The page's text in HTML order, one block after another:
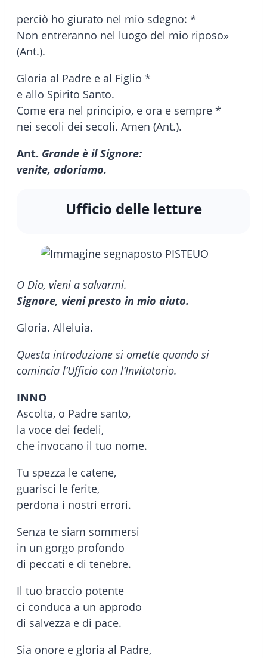
perciò ho giurato nel mio sdegno: *
Non entreranno nel luogo del mio riposo»
(Ant.).
Gloria al Padre e al Figlio *
e allo Spirito Santo.
Come era nel principio, e ora e sempre *
nei secoli dei secoli. Amen (Ant.).
Ant. Grande è il Signore:
venite, adoriamo.
Ufficio delle letture
O Dio, vieni a salvarmi.
Signore, vieni presto in mio aiuto.
Gloria. Alleluia.
Questa introduzione si omette quando si
comincia l’Ufficio con l’Invitatorio.
INNO
Ascolta, o Padre santo,
la voce dei fedeli,
che invocano il tuo nome.
Tu spezza le catene,
guarisci le ferite,
perdona i nostri errori.
Senza te siam sommersi
in un gorgo profondo
di peccati e di tenebre.
Il tuo braccio potente
ci conduca a un approdo
di salvezza e di pace.
Sia onore e gloria al Padre,